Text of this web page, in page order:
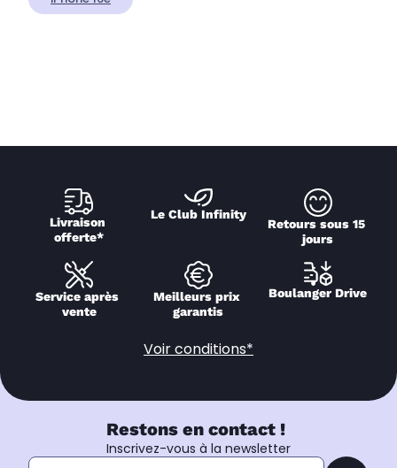
Livraison
offerte*
Le Club Infinity
Retours sous 15
jours
Service après
vente
Meilleurs prix
garantis
Boulanger Drive
Voir conditions*
Restons en contact !
Inscrivez-vous à la newsletter